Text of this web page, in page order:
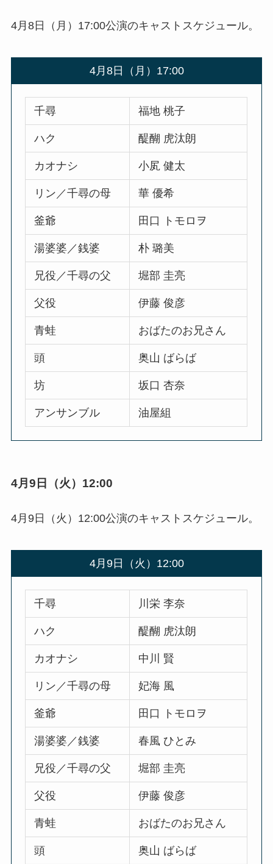
4月8日（月）17:00公演のキャストスケジュール。
4月8日（月）17:00
千尋 福地 桃子
ハク 醍醐 虎汰朗
カオナシ 小㞍 健太
リン／千尋の母 華 優希
釜爺 田口 トモロヲ
湯婆婆／銭婆 朴 璐美
兄役／千尋の父 堀部 圭亮
父役 伊藤 俊彦
青蛙 おばたのお兄さん
頭 奥山 ばらば
坊 坂口 杏奈
アンサンブル 油屋組
4月9日（火）12:00
4月9日（火）12:00公演のキャストスケジュール。
4月9日（火）12:00
千尋 川栄 李奈
ハク 醍醐 虎汰朗
カオナシ 中川 賢
リン／千尋の母 妃海 風
釜爺 田口 トモロヲ
湯婆婆／銭婆 春風 ひとみ
兄役／千尋の父 堀部 圭亮
父役 伊藤 俊彦
青蛙 おばたのお兄さん
頭 奥山 ばらば